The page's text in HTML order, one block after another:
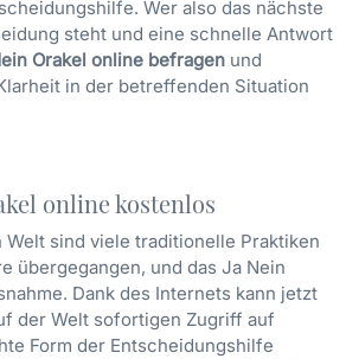
Wer also das nächste
steht und eine schnelle Antwort
Orakel online befragen und
in der betreffenden Situation
online kostenlos
Welt sind viele traditionelle Praktiken
übergegangen, und das Ja Nein
Dank des Internets kann jetzt
der Welt sofortigen Zugriff auf
Form der Entscheidungshilfe